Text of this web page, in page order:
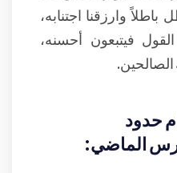
باطلاً وارزقنا اجتنابه،
فيتبعون أحسنه،
حدود
الماضي: